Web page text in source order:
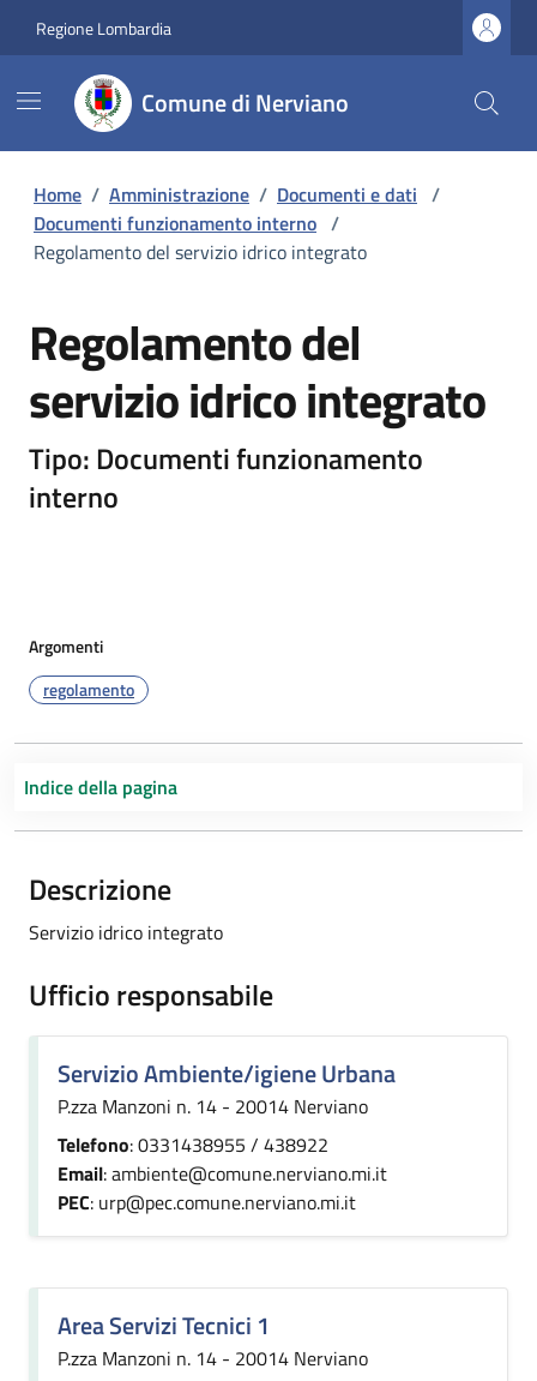
Regione Lombardia
Comune di Nerviano
Home / Amministrazione / Documenti e dati /
Documenti funzionamento interno /
Regolamento del servizio idrico integrato
Regolamento del
servizio idrico integrato
Tipo: Documenti funzionamento
interno
Argomenti
regolamento
Indice della pagina
Descrizione
Servizio idrico integrato
Ufficio responsabile
Servizio Ambiente/igiene Urbana
P.zza Manzoni n. 14 - 20014 Nerviano
Telefono: 0331438955 / 438922
Email: ambiente@comune.nerviano.mi.it
PEC: urp@pec.comune.nerviano.mi.it
Area Servizi Tecnici 1
P.zza Manzoni n. 14 - 20014 Nerviano